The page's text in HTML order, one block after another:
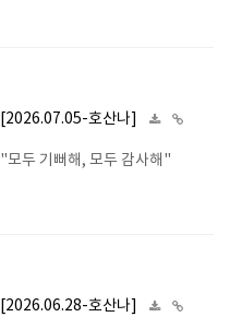
[2026.07.05-호산나]
"모두 기뻐해, 모두 감사해"
[2026.06.28-호산나]